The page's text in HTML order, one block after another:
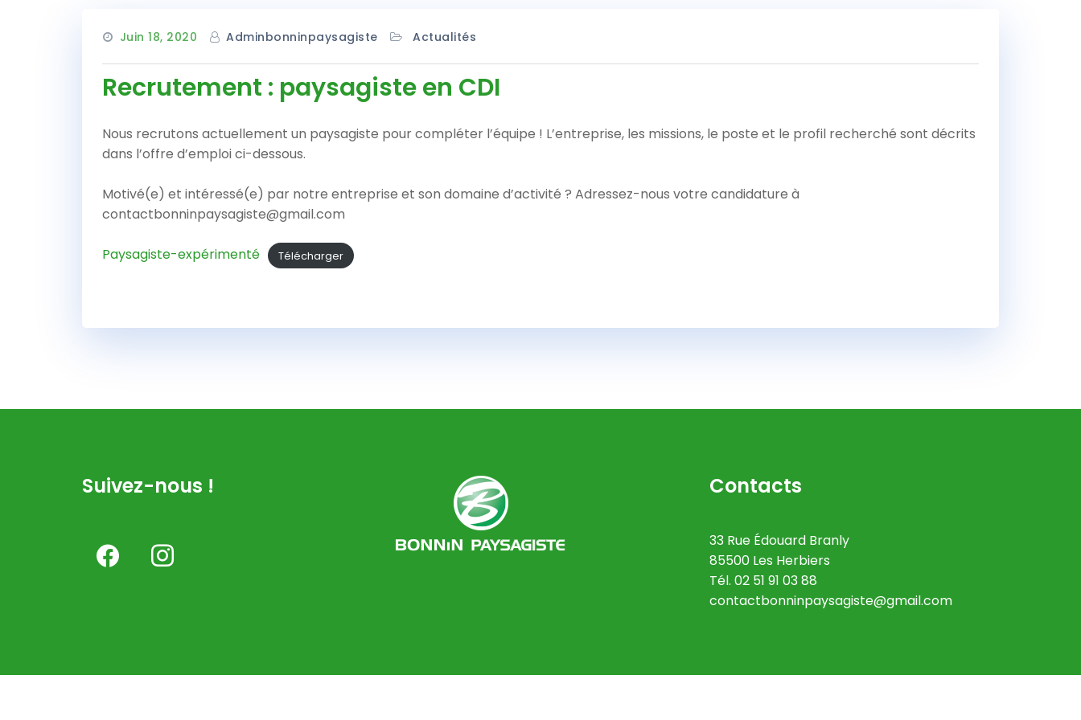
Juin 18, 2020 Adminbonninpaysagiste Actualités
Recrutement : paysagiste en CDI
Nous recrutons actuellement un paysagiste pour compléter l’équipe ! L’entreprise, les missions, le poste et le profil recherché sont décrits
dans l’offre d’emploi ci-dessous.
Motivé(e) et intéressé(e) par notre entreprise et son domaine d’activité ? Adressez-nous votre candidature à
contactbonninpaysagiste@gmail.com
Paysagiste-expérimenté Télécharger
Suivez-nous !
facebook instagram
Contacts
33 Rue Édouard Branly
85500 Les Herbiers
Tél. 02 51 91 03 88
contactbonninpaysagiste@gmail.com